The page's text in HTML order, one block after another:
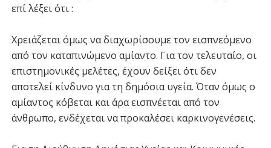
επί λέξει ότι :
Χρειάζεται όμως να διαχωρίσουμε τον εισπνεόμενο
από τον καταπινώμενο αμίαντο. Για τον τελευταίο, οι
επιστημονικές μελέτες, έχουν δείξει ότι δεν
αποτελεί κίνδυνο για τη δημόσια υγεία. Όταν όμως ο
αμίαντος κόβεται και άρα εισπνέεται από τον
άνθρωπο, ενδέχεται να προκαλέσει καρκινογενέσεις.